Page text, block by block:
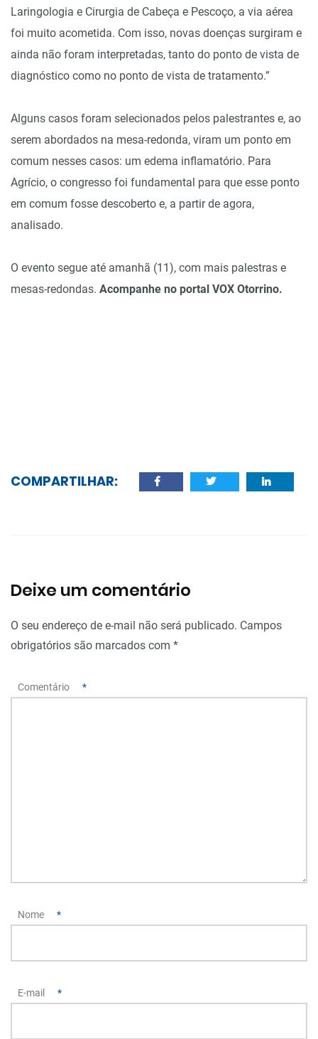
Laringologia e Cirurgia de Cabeça e Pescoço, a via aérea
foi muito acometida. Com isso, novas doenças surgiram e
ainda não foram interpretadas, tanto do ponto de vista de
diagnóstico como no ponto de vista de tratamento.”
Alguns casos foram selecionados pelos palestrantes e, ao
serem abordados na mesa-redonda, viram um ponto em
comum nesses casos: um edema inflamatório. Para
Agrício, o congresso foi fundamental para que esse ponto
em comum fosse descoberto e, a partir de agora,
analisado.
O evento segue até amanhã (11), com mais palestras e
mesas-redondas. Acompanhe no portal VOX Otorrino.
COMPARTILHAR:
Deixe um comentário
O seu endereço de e-mail não será publicado. Campos
obrigatórios são marcados com *
Comentário *
Nome *
E-mail *